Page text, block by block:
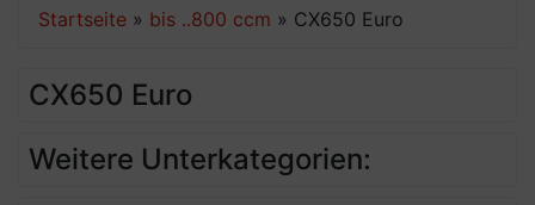
Startseite » bis ..800 ccm » CX650 Euro
CX650 Euro
Weitere Unterkategorien: